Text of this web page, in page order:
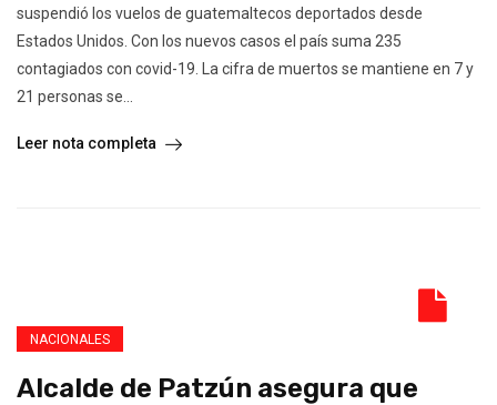
suspendió los vuelos de guatemaltecos deportados desde
Estados Unidos. Con los nuevos casos el país suma 235
contagiados con covid-19. La cifra de muertos se mantiene en 7 y
21 personas se...
Leer nota completa
NACIONALES
Alcalde de Patzún asegura que